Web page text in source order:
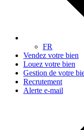
FR
Vendez votre bien
Louez votre bien
Gestion de votre
Recrutement
Alerte e-mail